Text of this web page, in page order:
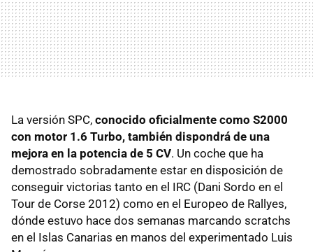
La versión SPC, conocido oficialmente como S2000
con motor 1.6 Turbo, también dispondrá de una
mejora en la potencia de 5 CV. Un coche que ha
demostrado sobradamente estar en disposición de
conseguir victorias tanto en el IRC (Dani Sordo en el
Tour de Corse 2012) como en el Europeo de Rallyes,
dónde estuvo hace dos semanas marcando scratchs
en el Islas Canarias en manos del experimentado Luis